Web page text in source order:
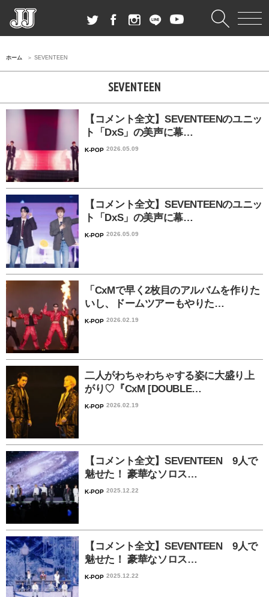
ホーム SEVENTEEN
SEVENTEEN
【コメント全文】SEVENTEENのユニッ
ト「DxS」の美声に幕…
K-POP 2026.05.09
【コメント全文】SEVENTEENのユニッ
ト「DxS」の美声に幕…
K-POP 2026.05.09
「CxMで早く2枚目のアルバムを作りた
いし、ドームツアーもやりた…
K-POP 2026.02.19
二人がわちゃわちゃする姿に大盛り上
がり♡『CxM [DOUBLE…
K-POP 2026.02.19
【コメント全文】SEVENTEEN 9人で
魅せた！ 豪華なソロス…
K-POP 2025.12.22
【コメント全文】SEVENTEEN 9人で
魅せた！ 豪華なソロス…
K-POP 2025.12.22